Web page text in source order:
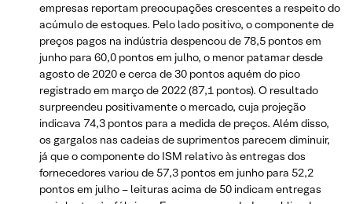
empresas reportam preocupações crescentes a respeito do
acúmulo de estoques. Pelo lado positivo, o componente de
preços pagos na indústria despencou de 78,5 pontos em
junho para 60,0 pontos em julho, o menor patamar desde
agosto de 2020 e cerca de 30 pontos aquém do pico
registrado em março de 2022 (87,1 pontos). O resultado
surpreendeu positivamente o mercado, cuja projeção
indicava 74,3 pontos para a medida de preços. Além disso,
os gargalos nas cadeias de suprimentos parecem diminuir,
já que o componente do ISM relativo às entregas dos
fornecedores variou de 57,3 pontos em junho para 52,2
pontos em julho – leituras acima de 50 indicam entregas